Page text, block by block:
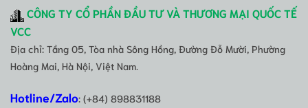
CÔNG TY CỔ PHẦN ĐẦU TƯ VÀ THƯƠNG MẠI QUỐC TẾ
VCC
Địa chỉ: Tầng 05, Tòa nhà Sông Hồng, Đường Đỗ Mười, Phường
Hoàng Mai, Hà Nội, Việt Nam.
Hotline/Zalo: (+84) 898831188